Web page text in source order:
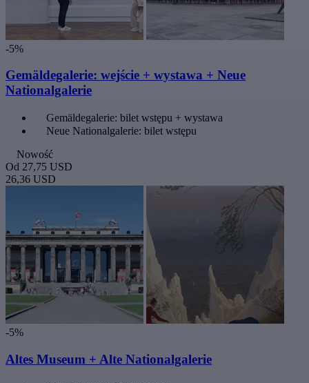
-5%
Gemäldegalerie: wejście + wystawa + Neue
Nationalgalerie
Gemäldegalerie: bilet wstępu + wystawa
Neue Nationalgalerie: bilet wstępu
Nowość
Od 27,75 USD
26,36 USD
-5%
Altes Museum + Alte Nationalgalerie